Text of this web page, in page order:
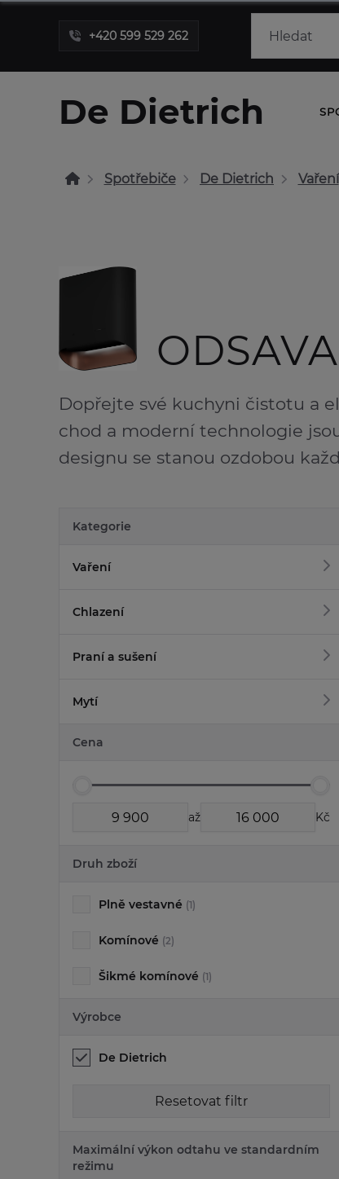
+420 599 529 262
De Dietrich
Spotřebiče De Dietrich Vaření
Dopřejte své kuchyni čistotu a
chod a moderní technologie
designu se stanou ozdobou
Kategorie
Vaření
Chlazení
Praní a sušení
Mytí
Cena
až Kč
Druh zboží
Plně vestavné (1)
Komínové (2)
Šikmé komínové (1)
Výrobce
De Dietrich
Resetovat filtr
Maximální výkon odtahu ve standardním
režimu